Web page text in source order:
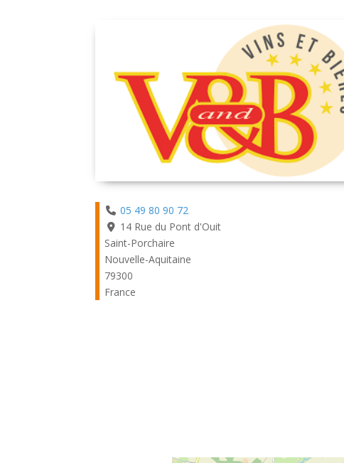
05 49 80 90 72
14 Rue du Pont d'Ouit
Saint-Porchaire
Nouvelle-Aquitaine
79300
France